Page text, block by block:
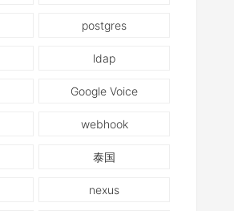
postgres
ldap
Google Voice
webhook
泰国
nexus